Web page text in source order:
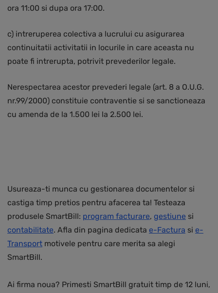
ora 11:00 si dupa ora 17:00.
c) intreruperea colectiva a lucrului cu asigurarea
continuitatii activitatii in locurile in care aceasta nu
poate fi intrerupta, potrivit prevederilor legale.
Nerespectarea acestor prevederi legale (art. 8 a O.U.G.
nr.99/2000) constituie contraventie si se sanctioneaza
cu amenda de la 1.500 lei la 2.500 lei.
Usureaza-ti munca cu gestionarea documentelor si
castiga timp pretios pentru afacerea ta! Testeaza
produsele SmartBill: program facturare, gestiune si
contabilitate. Afla din pagina dedicata e-Factura si e-
Transport motivele pentru care merita sa alegi
SmartBill.
Ai firma noua? Primesti SmartBill gratuit timp de 12 luni,